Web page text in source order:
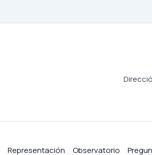
Representación Observatorio